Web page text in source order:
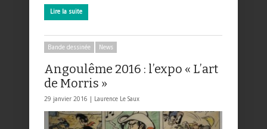
Lire la suite
Bande dessinée News
Angoulême 2016 : l’expo « L’art
de Morris »
29 janvier 2016 | Laurence Le Saux